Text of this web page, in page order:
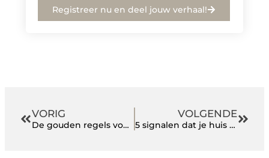
Registreer nu en deel jouw verhaal!
VORIG
De gouden regels voor veilig en efficiënt gebruik van touwen
VOLGENDE
5 signalen dat je huis toe is aan een koeltechnische upgrade